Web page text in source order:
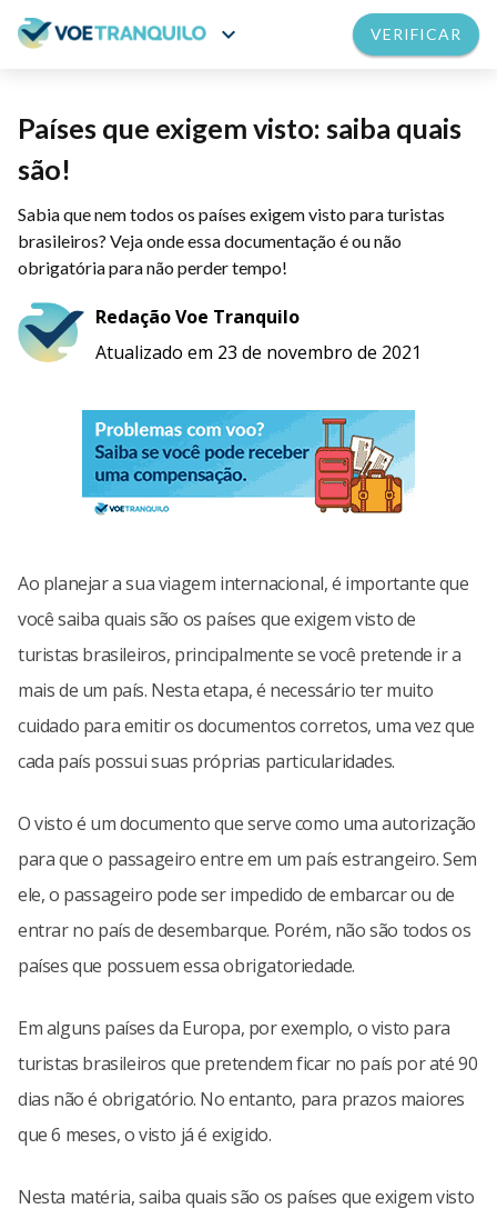
expand_more VERIFICAR
Países que exigem visto: saiba quais
são!
Sabia que nem todos os países exigem visto para turistas
brasileiros? Veja onde essa documentação é ou não
obrigatória para não perder tempo!
Redação Voe Tranquilo
Atualizado em 23 de novembro de 2021
Ao planejar a sua viagem internacional, é importante que
você saiba quais são os países que exigem visto de
turistas brasileiros, principalmente se você pretende ir a
mais de um país. Nesta etapa, é necessário ter muito
cuidado para emitir os documentos corretos, uma vez que
cada país possui suas próprias particularidades.
O visto é um documento que serve como uma autorização
para que o passageiro entre em um país estrangeiro. Sem
ele, o passageiro pode ser impedido de embarcar ou de
entrar no país de desembarque. Porém, não são todos os
países que possuem essa obrigatoriedade.
Em alguns países da Europa, por exemplo, o visto para
turistas brasileiros que pretendem ficar no país por até 90
dias não é obrigatório. No entanto, para prazos maiores
que 6 meses, o visto já é exigido.
Nesta matéria, saiba quais são os países que exigem visto